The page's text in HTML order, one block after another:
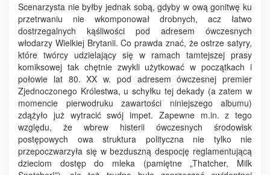
Scenarzysta nie byłby jednak sobą, gdyby w ową gonitwę ku
przetrwaniu nie wkomponował drobnych, acz łatwo
dostrzegalnych kąśliwości pod adresem ówczesnych
włodarzy Wielkiej Brytanii. Co prawda znać, że ostrze satyry,
które twórcy udzielający się w ramach tamtejszej prasy
komiksowej tak chętnie zwykli użytkować w początkach i
połowie lat 80. XX w. pod adresem ówczesnej premier
Zjednoczonego Królestwa, u schyłku tej dekady (a zatem w
momencie pierwodruku zawartości niniejszego albumu)
zdążyło już wytracić swój impet. Zapewne m.in. z tego
względu, że wbrew histerii ówczesnych środowisk
postępowych owa struktura polityczna nie tylko nie
przepoczwarzyła się w bezduszną despocję reglamentującą
dzieciom dostęp do mleka (pamiętne „Thatcher, Milk